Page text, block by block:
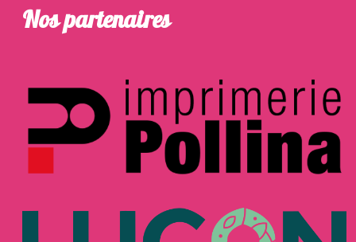
Nos partenaires